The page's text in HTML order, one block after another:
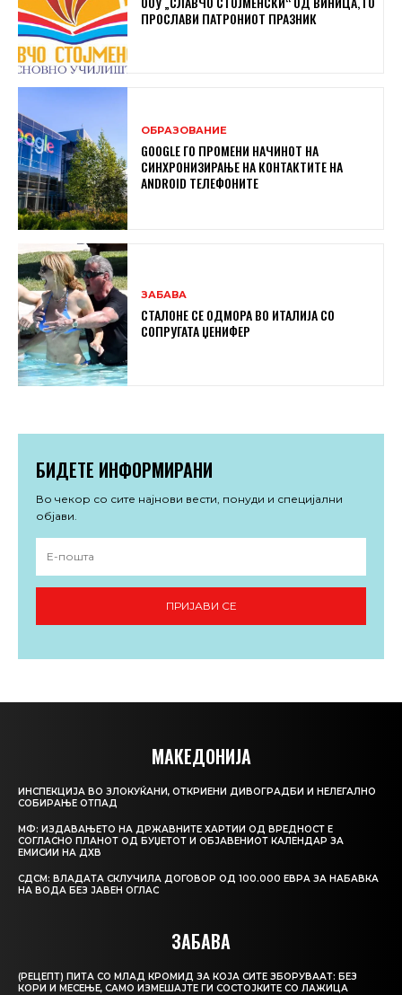
ПРОСЛАВИ ПАТРОНИОТ ПРАЗНИК
ОБРАЗОВАНИЕ
GOOGLE ГО ПРОМЕНИ НАЧИНОТ НА
СИНХРОНИЗИРАЊЕ НА КОНТАКТИТЕ НА
ANDROID ТЕЛЕФОНИТЕ
ЗАБАВА
СТАЛОНЕ СЕ ОДМОРА ВО ИТАЛИЈА СО
СОПРУГАТА ЏЕНИФЕР
БИДЕТЕ ИНФОРМИРАНИ
Во чекор со сите најнови вести, понуди и специјални
објави.
ПРИЈАВИ СЕ
МАКЕДОНИЈА
ИНСПЕКЦИЈА ВО ЗЛОКУЌАНИ, ОТКРИЕНИ ДИВОГРАДБИ И НЕЛЕГАЛНО
СОБИРАЊЕ ОТПАД
МФ: ИЗДАВАЊЕТО НА ДРЖАВНИТЕ ХАРТИИ ОД ВРЕДНОСТ Е
СОГЛАСНО ПЛАНОТ ОД БУЏЕТОТ И ОБЈАВЕНИОТ КАЛЕНДАР ЗА
ЕМИСИИ НА ДХВ
СДСМ: ВЛАДАТА СКЛУЧИЛА ДОГОВОР ОД 100.000 ЕВРА ЗА НАБАВКА
НА ВОДА БЕЗ ЈАВЕН ОГЛАС
ЗАБАВА
(РЕЦЕПТ) ПИТА СО МЛАД КРОМИД ЗА КОЈА СИТЕ ЗБОРУВААТ: БЕЗ
КОРИ И МЕСЕЊЕ, САМО ИЗМЕШАЈТЕ ГИ СОСТОЈКИТЕ СО ЛАЖИЦА